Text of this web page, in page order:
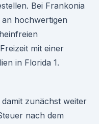
Bei Frankonia
hochwertigen
mit einer
in Florida 1.
zunächst weiter
nach dem